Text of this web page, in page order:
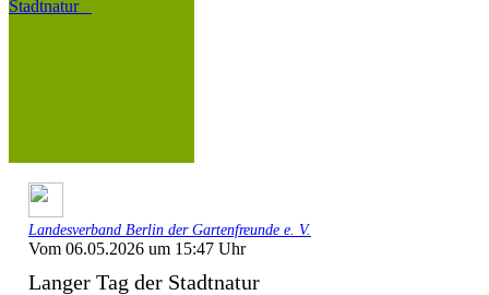
Landesverband Berlin der Gartenfreunde e. V.
Vom 06.05.2026 um 15:47 Uhr
Langer Tag der Stadtnatur